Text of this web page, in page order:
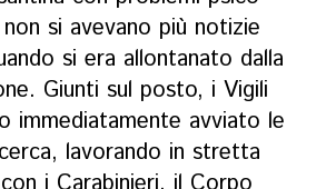
si avevano più notizie
si era allontanato dalla
Giunti sul posto, i Vigili
immediatamente avviato le
lavorando in stretta